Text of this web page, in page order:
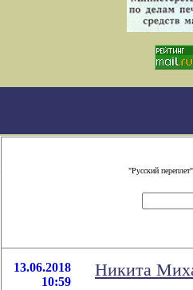
"Русский
13.06.2018
10:59
Никита